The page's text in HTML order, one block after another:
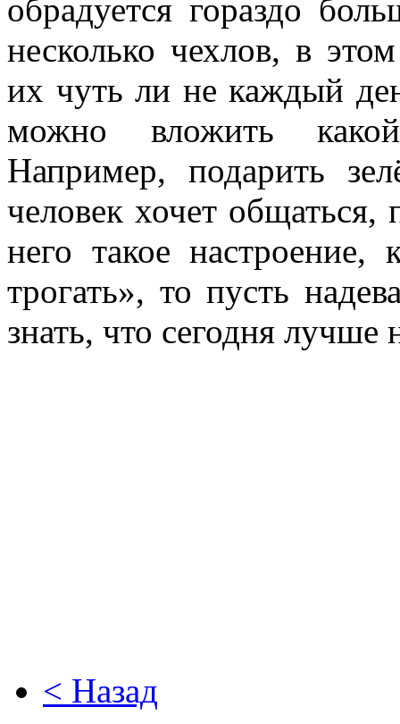
обрадуется гораздо
несколько чехлов, в
их чуть ли не каждый
можно вложить
Например, подарить
человек хочет
него такое настроение,
трогать», то пусть
знать, что сегодня лучше
< Назад